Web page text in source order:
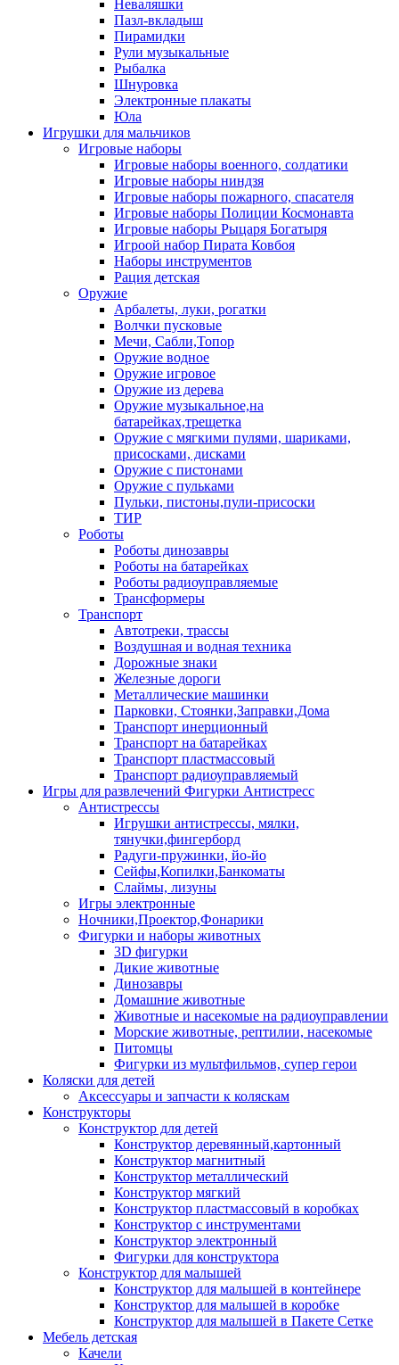
Неваляшки
Пазл-вкладыш
Пирамидки
Рули музыкальные
Рыбалка
Шнуровка
Электронные плакаты
Юла
Игрушки для мальчиков
Игровые наборы
Игровые наборы военного, солдатики
Игровые наборы ниндзя
Игровые наборы пожарного, спасателя
Игровые наборы Полиции Космонавта
Игровые наборы Рыцаря Богатыря
Игроой набор Пирата Ковбоя
Наборы инструментов
Рация детская
Оружие
Арбалеты, луки, рогатки
Волчки пусковые
Мечи, Сабли,Топор
Оружие водное
Оружие игровое
Оружие из дерева
Оружие музыкальное,на
батарейках,трещетка
Оружие с мягкими пулями, шариками,
присосками, дисками
Оружие с пистонами
Оружие с пульками
Пульки, пистоны,пули-присоски
ТИР
Роботы
Роботы динозавры
Роботы на батарейках
Роботы радиоуправляемые
Трансформеры
Транспорт
Автотреки, трассы
Воздушная и водная техника
Дорожные знаки
Железные дороги
Металлические машинки
Парковки, Стоянки,Заправки,Дома
Транспорт инерционный
Транспорт на батарейках
Транспорт пластмассовый
Транспорт радиоуправляемый
Игры для развлечений Фигурки Антистресс
Антистрессы
Игрушки антистрессы, мялки,
тянучки,фингерборд
Радуги-пружинки, йо-йо
Сейфы,Копилки,Банкоматы
Слаймы, лизуны
Игры электронные
Ночники,Проектор,Фонарики
Фигурки и наборы животных
3D фигурки
Дикие животные
Динозавры
Домашние животные
Животные и насекомые на радиоуправлении
Морские животные, рептилии, насекомые
Питомцы
Фигурки из мультфильмов, супер герои
Коляски для детей
Аксессуары и запчасти к коляскам
Конструкторы
Конструктор для детей
Конструктор деревянный,картонный
Конструктор магнитный
Конструктор металлический
Конструктор мягкий
Конструктор пластмассовый в коробках
Конструктор с инструментами
Конструктор электронный
Фигурки для конструктора
Конструктор для малышей
Конструктор для малышей в контейнере
Конструктор для малышей в коробке
Конструктор для малышей в Пакете Сетке
Мебель детская
Качели